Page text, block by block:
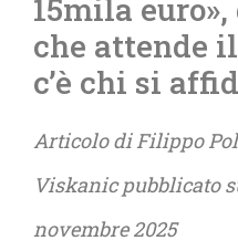
15mila
che attende
c’è chi si
Articolo di Filippo
Viskanic pubblicato
novembre 2025